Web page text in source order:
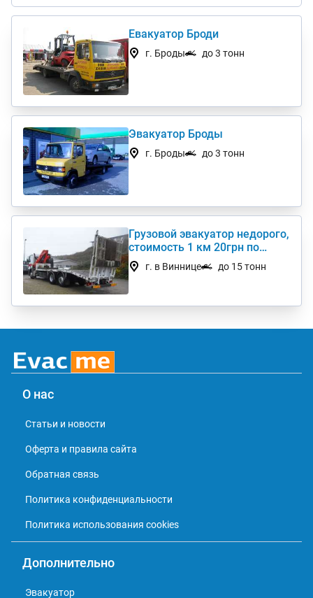
Евакуатор Броди
г. Броды до 3 тонн
Эвакуатор Броды
г. Броды до 3 тонн
Грузовой эвакуатор недорого,
стоимость 1 км 20грн по
Украине
г. в Виннице до 15 тонн
О нас
Статьи и новости
Оферта и правила сайта
Обратная связь
Политика конфиденциальности
Политика использования cookies
Дополнительно
Эвакуатор